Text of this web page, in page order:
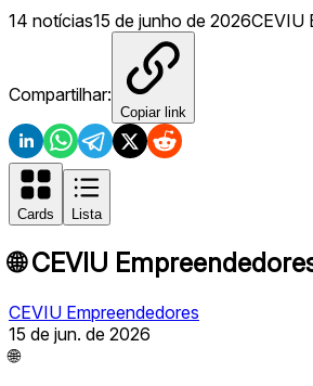
14 notícias15 de junho de 2026CEVIU
Compartilhar:
Copiar link
Cards Lista
🌐 CEVIU
CEVIU Empreendedores
15 de jun. de 2026
🌐